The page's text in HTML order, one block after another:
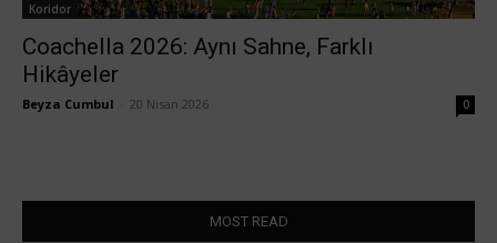
Koridor
Coachella 2026: Aynı Sahne, Farklı
Hikâyeler
Beyza Cumbul 20 Nisan 2026 0
MOST READ